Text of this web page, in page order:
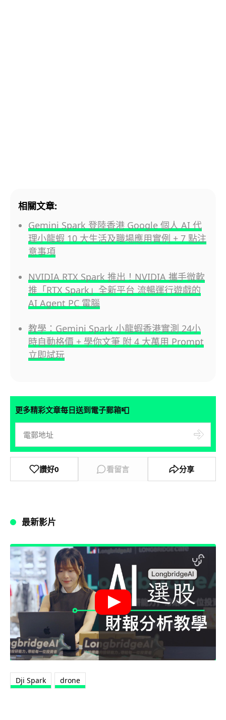
相關文章:
Gemini Spark 登陸香港 Google 個人 AI 代
理小龍蝦 10 大生活及職場應用實例 + 7 點注
意事項
NVIDIA RTX Spark 推出！NVIDIA 攜手微軟
推「RTX Spark」全新平台 流暢運行遊戲的
AI Agent PC 電腦
教學：Gemini Spark 小龍蝦香港實測 24小
時自動格價 + 學你文筆 附 4 大萬用 Prompt
立即試玩
更多精彩文章每日送到電子郵箱📮
讚好0 看留言 分享
最新影片
Dji Spark drone